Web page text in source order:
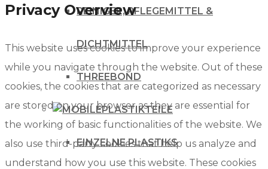
REINIGER, PFLEGEMITTEL &
DICHTMITTEL
THREEBOND
PLASTIKTEILE
EINZELNE PLASTIKS
Privacy Overview
This website uses cookies to improve your experience
while you navigate through the website. Out of these
cookies, the cookies that are categorized as necessary
are stored on your browser as they are essential for
the working of basic functionalities of the website. We
also use third-party cookies that help us analyze and
understand how you use this website. These cookies